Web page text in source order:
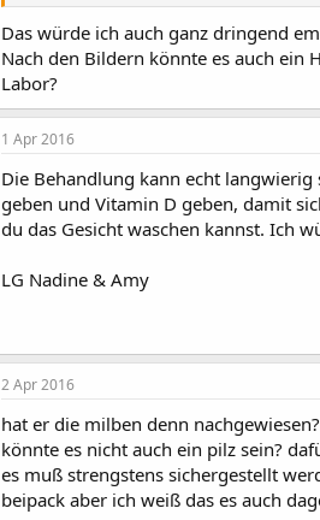
Das würde ich auch ganz dringend
Nach den Bildern könnte es auch ein
Labor?
1 Apr 2016
Die Behandlung kann echt
geben und Vitamin D geben, damit
du das Gesicht waschen kannst. Ich
LG Nadine & Amy
2 Apr 2016
hat er die milben denn
könnte es nicht auch ein pilz sein?
es muß strengstens sichergestellt
beipack aber ich weiß das es auch